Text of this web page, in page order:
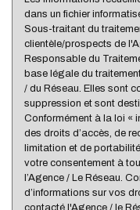
dans un fichier
Sous-traitant du
clientèle/prospects de
Responsable du
base légale du
/ du Réseau. Elles sont
suppression et sont
Conformément à la loi «
des droits d’accès, de
limitation et de
votre consentement à
l’Agence / Le Réseau.
d’informations sur vos
contacté l'Agence / le